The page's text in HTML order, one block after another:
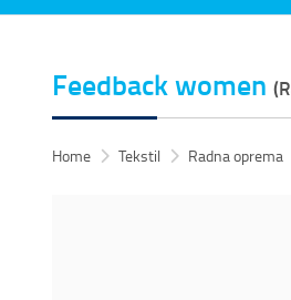
Feedback women
Home Tekstil Radna oprema